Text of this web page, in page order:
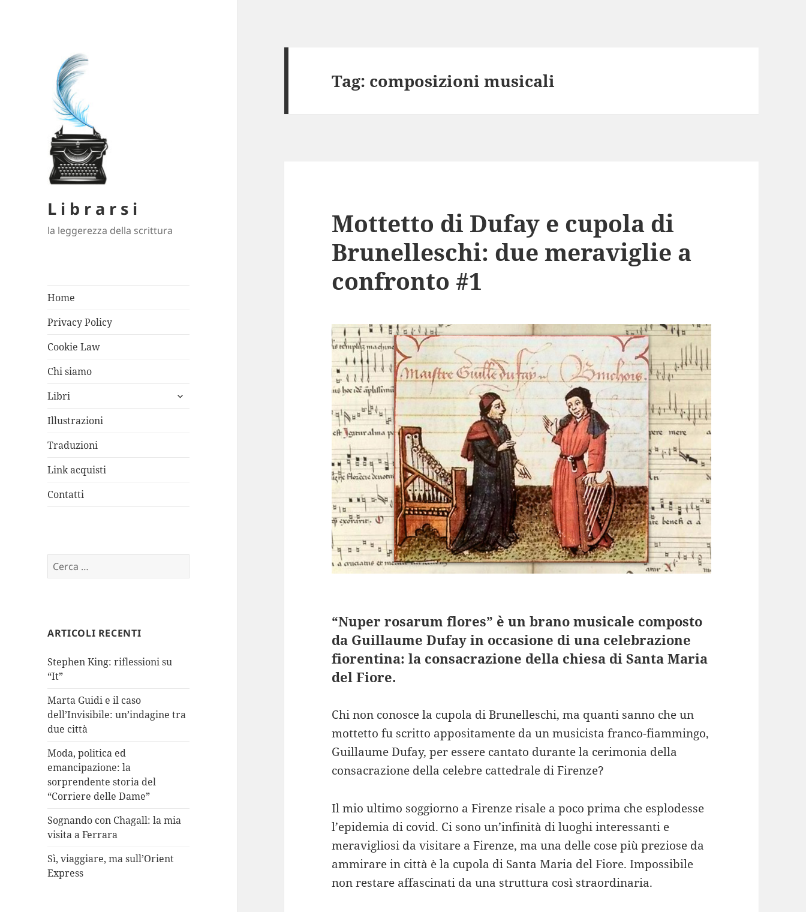
L i b r a r s i
la leggerezza della scrittura
Home
Privacy Policy
Cookie Law
Chi siamo
Libri
apri
Illustrazioni
Traduzioni
Link acquisti
Contatti
Ricerca
per:
ARTICOLI RECENTI
Stephen King: riflessioni su
“It”
Marta Guidi e il caso
dell’Invisibile: un’indagine tra
due città
Moda, politica ed
emancipazione: la
sorprendente storia del
“Corriere delle Dame”
Sognando con Chagall: la mia
visita a Ferrara
Sì, viaggiare, ma sull’Orient
Express
Tag: composizioni musicali
Mottetto di Dufay e cupola di
Brunelleschi: due meraviglie a
confronto #1
“Nuper rosarum flores” è un brano musicale composto
da Guillaume Dufay in occasione di una celebrazione
fiorentina: la consacrazione della chiesa di Santa Maria
del Fiore.
Chi non conosce la cupola di Brunelleschi, ma quanti sanno che un
mottetto fu scritto appositamente da un musicista franco-fiammingo,
Guillaume Dufay, per essere cantato durante la cerimonia della
consacrazione della celebre cattedrale di Firenze?
Il mio ultimo soggiorno a Firenze risale a poco prima che esplodesse
l’epidemia di covid. Ci sono un’infinità di luoghi interessanti e
meravigliosi da visitare a Firenze, ma una delle cose più preziose da
ammirare in città è la cupola di Santa Maria del Fiore. Impossibile
non restare affascinati da una struttura così straordinaria.